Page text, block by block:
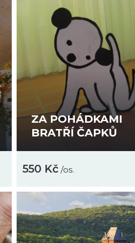
ZA POHÁDKAMI
BRATŘÍ ČAPKŮ
550 Kč /os.